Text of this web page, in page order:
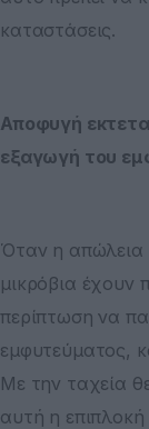
καταστάσεις.
Αποφυγή
εξαγωγή του
Όταν η απώλεια
μικρόβια έχουν
περίπτωση να
εμφυτεύματος,
Με την ταχεία
αυτή η